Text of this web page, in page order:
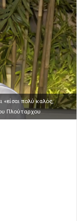
«είσαι πολύ καλός,
Πλούταρχου